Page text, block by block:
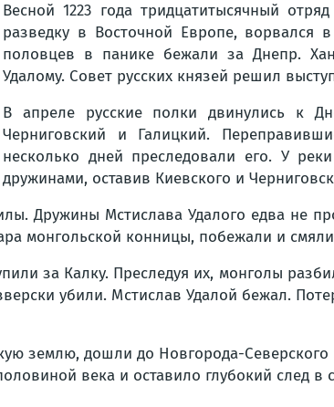
Весной 1223 года тридцатитысячный
разведку в Восточной Европе, ворвался
половцев в панике бежали за Днепр.
Удалому. Совет русских князей решил
В апреле русские полки двинулись к
Черниговский и Галицкий.
несколько дней преследовали его. У
дружинами, оставив Киевского и
Дружины Мстислава Удалого едва не
монгольской конницы, побежали и
за Калку. Преследуя их, монголы
убили. Мстислав Удалой бежал.
землю, дошли до Новгорода-
века и оставило глубокий след в